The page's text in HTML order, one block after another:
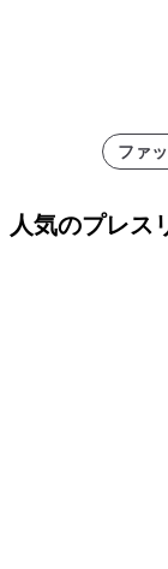
ファ
人気のプレス